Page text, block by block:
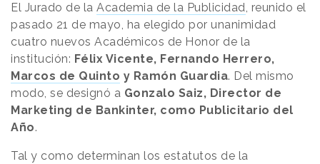
El Jurado de la Academia de la Publicidad, reunido el
pasado 21 de mayo, ha elegido por unanimidad
cuatro nuevos Académicos de Honor de la
institución: Félix Vicente, Fernando Herrero,
Marcos de Quinto y Ramón Guardia. Del mismo
modo, se designó a Gonzalo Saiz, Director de
Marketing de Bankinter, como Publicitario del
Año.
Tal y como determinan los estatutos de la